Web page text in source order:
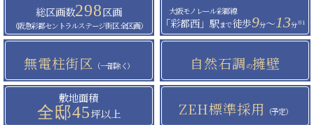
総区画数298区画
（阪急彩都セントラルステージ街区 全区画）
大阪モノレール彩都線
「彩都西」駅まで徒歩9分〜13分※1
無電柱街区 （一部除く） 自然石調 の擁壁
敷地面積
全邸45坪以上 ZEH標準採用 （予定）